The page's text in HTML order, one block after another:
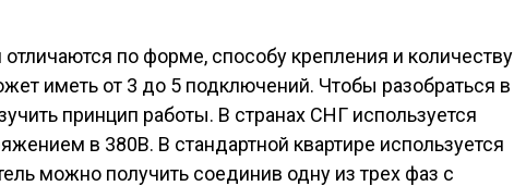
по форме, способу крепления и количеству
иметь от 3 до 5 подключений. Чтобы разобраться в
принцип работы. В странах СНГ используется
в 380В. В стандартной квартире используется
можно получить соединив одну из трех фаз с